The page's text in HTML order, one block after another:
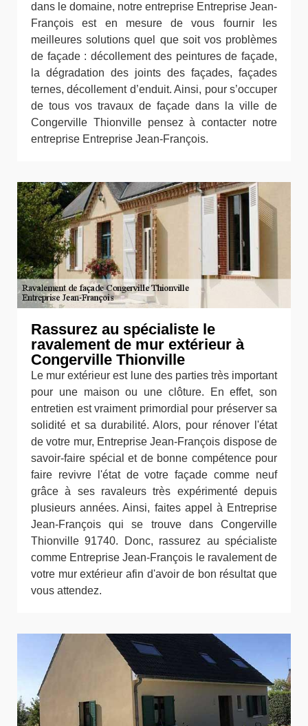
dans le domaine, notre entreprise Entreprise Jean-
François est en mesure de vous fournir les
meilleures solutions quel que soit vos problèmes
de façade : décollement des peintures de façade,
la dégradation des joints des façades, façades
ternes, décollement d’enduit. Ainsi, pour s’occuper
de tous vos travaux de façade dans la ville de
Congerville Thionville pensez à contacter notre
entreprise Entreprise Jean-François.
Rassurez au spécialiste le
ravalement de mur extérieur à
Congerville Thionville
Le mur extérieur est lune des parties très important
pour une maison ou une clôture. En effet, son
entretien est vraiment primordial pour préserver sa
solidité et sa durabilité. Alors, pour rénover l'état
de votre mur, Entreprise Jean-François dispose de
savoir-faire spécial et de bonne compétence pour
faire revivre l'état de votre façade comme neuf
grâce à ses ravaleurs très expérimenté depuis
plusieurs années. Ainsi, faites appel à Entreprise
Jean-François qui se trouve dans Congerville
Thionville 91740. Donc, rassurez au spécialiste
comme Entreprise Jean-François le ravalement de
votre mur extérieur afin d'avoir de bon résultat que
vous attendez.